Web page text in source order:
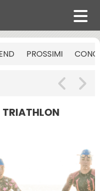
PROSSIMI
TRIATHLON